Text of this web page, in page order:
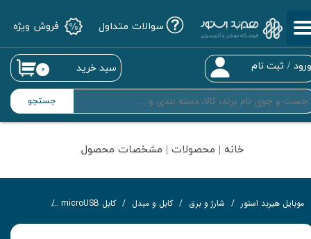
جستجو
/ ثبت نام
حساب کاربری من
تغییر گذر واژه
سفارشات
خروج از حساب کاربری
۰ سبد خرید
سوالات متداول فروش ویژه
خانه | محصولات | مشخصات محصول
موبایل هیربد استور شارژ و برق کابل و مبدل کابل microUSB